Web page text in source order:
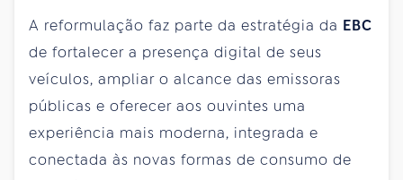
A reformulação faz parte da estratégia da EBC
de fortalecer a presença digital de seus
veículos, ampliar o alcance das emissoras
públicas e oferecer aos ouvintes uma
experiência mais moderna, integrada e
conectada às novas formas de consumo de